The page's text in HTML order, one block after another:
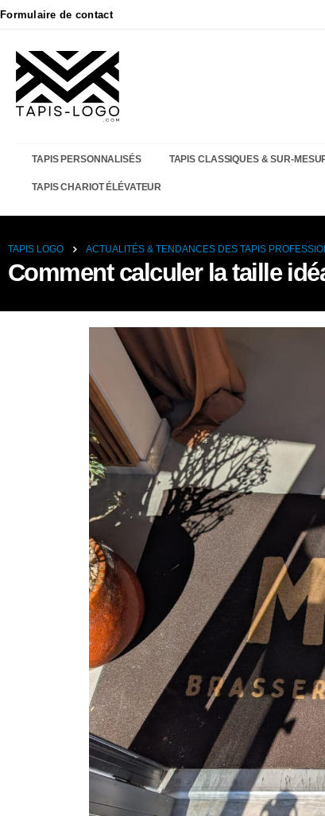
Formulaire de contact
TAPIS PERSONNALISÉS TAPIS CLASSIQUES & SUR-
TAPIS CHARIOT ÉLÉVATEUR
TAPIS LOGO ACTUALITÉS & TENDANCES DES TAPIS
Comment calculer la taille